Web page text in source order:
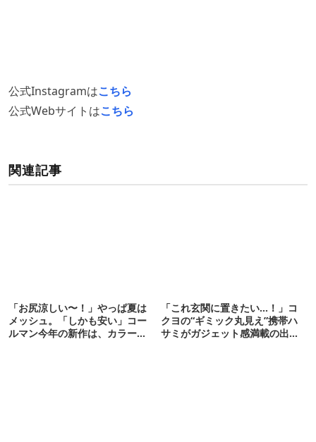
公式Instagramはこちら
公式Webサイトはこちら
関連記事
「お尻涼しい〜！」やっぱ夏は
メッシュ。「しかも安い」コー
ルマン今年の新作は、カラーも
「これ玄関に置きたい…！」コ
クヨの“ギミック丸見え”携帯ハ
サミがガジェット感満載の出来